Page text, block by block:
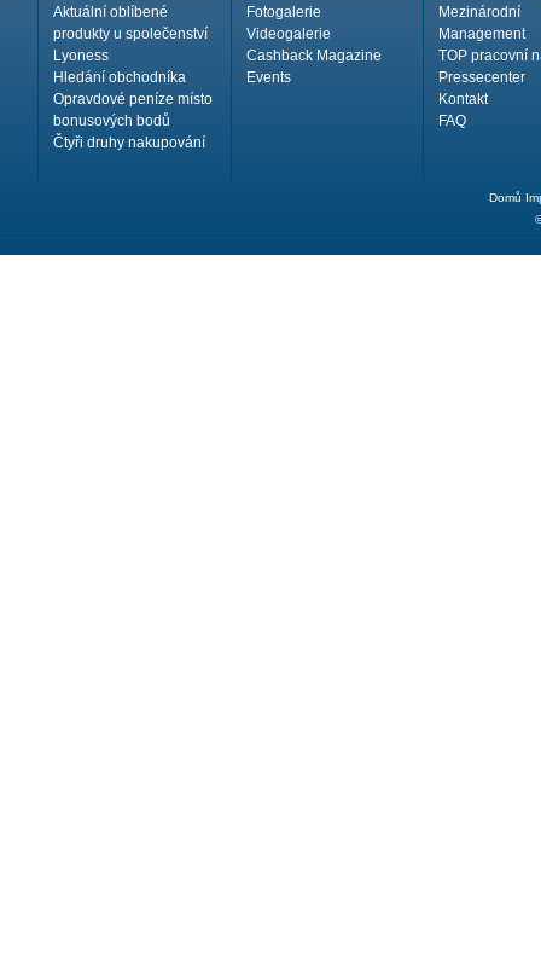
Aktuální oblíbené
produkty u společenství
Lyoness
Hledání obchodníka
Opravdové peníze místo
bonusových bodů
Čtyři druhy nakupování
Fotogalerie
Videogalerie
Cashback Magazine
Events
Mezinárodní
Management
TOP pracovní
Pressecenter
Kontakt
FAQ
Domů